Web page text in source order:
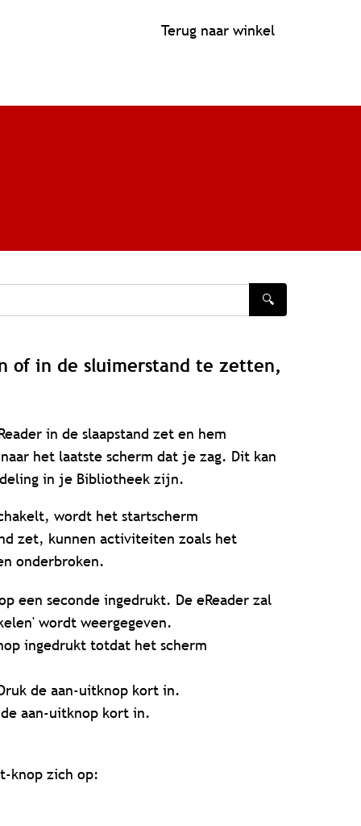
Terug naar winkel
🔍
of in de sluimerstand te zetten,
in de slaapstand zet en hem
het laatste scherm dat je zag. Dit kan
in je Bibliotheek zijn.
wordt het startscherm
zet, kunnen activiteiten zoals het
onderbroken.
een seconde ingedrukt. De eReader zal
wordt weergegeven.
ingedrukt totdat het scherm
de aan-uitknop kort in.
aan-uitknop kort in.
knop zich op: